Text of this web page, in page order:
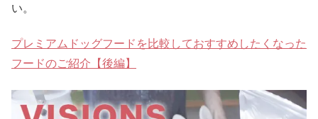
い。
プレミアムドッグフードを比較しておすすめしたくなった
フードのご紹介【後編】